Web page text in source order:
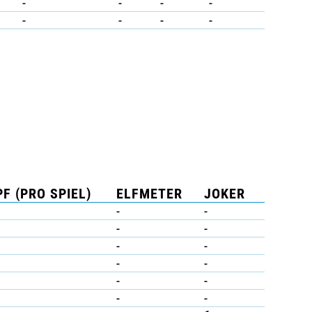
- - - -
(PRO SPIEL) ELFMETER
JOKER
-
-
-
-
-
-
-
-
-
-
-
-